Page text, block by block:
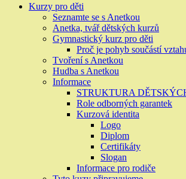
Kurzy pro děti
Seznamte se s Anetkou
Anetka, tvář dětských kurzů
Gymnastický kurz pro děti
Proč je pohyb součástí
Tvoření s Anetkou
Hudba s Anetkou
Informace
STRUKTURA
Role odborných garantek
Kurzová identita
Logo
Diplom
Certifikáty
Slogan
Informace pro rodiče